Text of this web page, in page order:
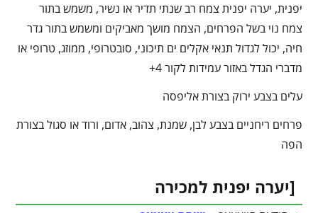
יפנית, יערה יפנית צמח רב שנתי תדיר או נשיר, משמש בתור
צמח נוי בשל הפרחים, הצמח מושך מאביקים ומשמש בתור גדר
חיה, יכול לגדול תנאי אקלים ים תיכוני, סובטרופי, ממוזג, טרופי או
מדברי הגדל באזור עמידות לקור 4+
עלים בצבע ירוק בצורת אליפסה
פרחים ריחניים בצבע לבן, שמנת, צהוב, אדום, ורוד או סגול בצורת
הפה
[יערה יפנית למכירה